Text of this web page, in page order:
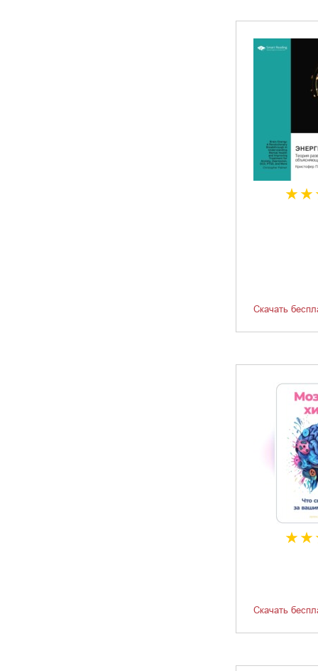
Скачать
Скачать